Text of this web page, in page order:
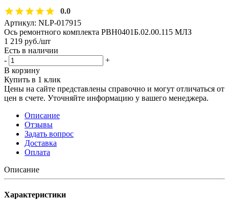
0.0
Артикул: NLP-017915
Ось ремонтного комплекта РВН0401Б.02.00.115 МЛЗ
1 219 руб./шт
Есть в наличии
-
+
В корзину
Купить в 1 клик
Цены на сайте представлены справочно и могут отличаться от
цен в счете. Уточняйте информацию у вашего менеджера.
Описание
Отзывы
Задать вопрос
Доставка
Оплата
Описание
Характеристики